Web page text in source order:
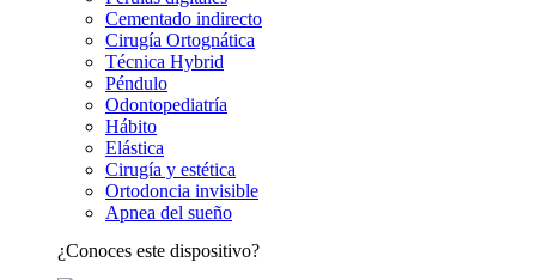
Cementado indirecto
Cirugía Ortognática
Técnica Hybrid
Péndulo
Odontopediatría
Hábito
Elástica
Cirugía y estética
Ortodoncia invisible
Apnea del sueño
¿Conoces este dispositivo?